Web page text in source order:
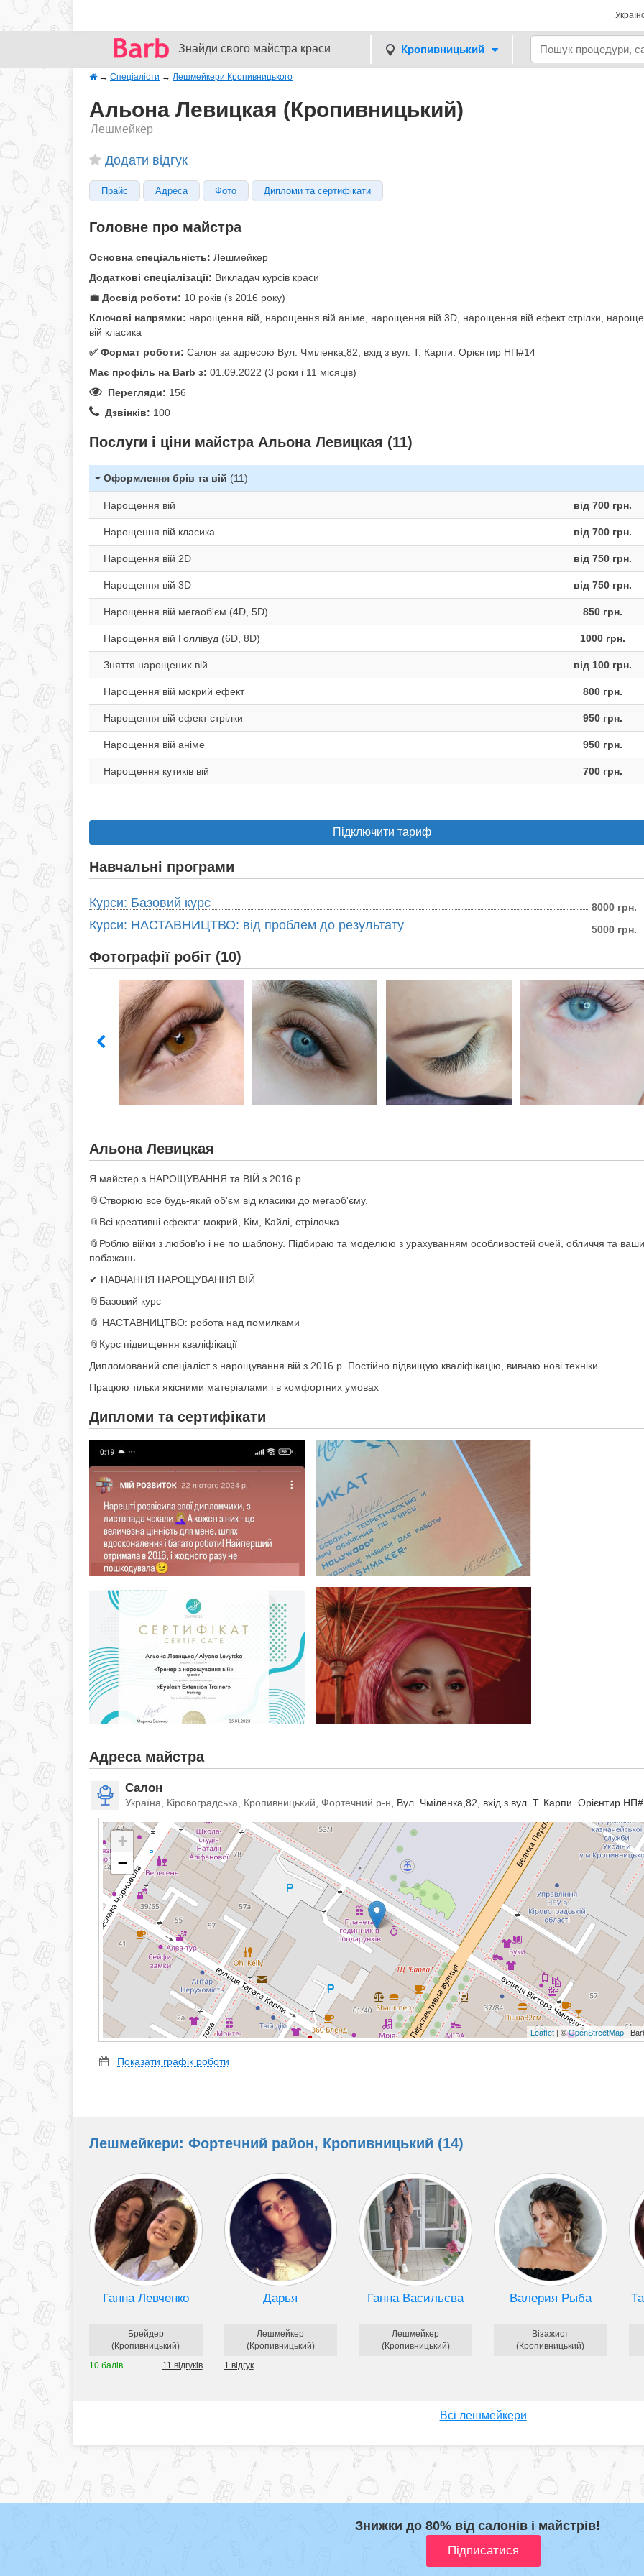
Знайди свого майстра краси Кропивницький
→ Спеціалісти → Лешмейкери Кропивницького
Альона Левицкая (Кропивницький)
Лешмейкер
Додати відгук
Прайс Адреса Фото Дипломи та сертифікати
Головне про майстра
Основна спеціальність: Лешмейкер
Додаткові спеціалізації: Викладач курсів краси
💼 Досвід роботи: 10 років (з 2016 року)
Ключові напрямки: нарощення вій, нарощення вій аніме, нарощення вій 3D, нарощення вій ефект стрілки,
вій класика
✅️ Формат роботи: Салон за адресою Вул. Чміленка,82, вхід з вул. Т. Карпи. Орієнтир НП#14
Має профіль на Barb з: 01.09.2022 (3 роки i 11 місяців)
Перегляди: 156
Дзвінків: 100
Послуги і ціни майстра Альона Левицкая (11)
Оформлення брів та вій (11)
Нарощення вій від 700 грн.
Нарощення вій класика від 700 грн.
Нарощення вій 2D від 750 грн.
Нарощення вій 3D від 750 грн.
Нарощення вій мегаоб'єм (4D, 5D) 850 грн.
Нарощення вій Голлівуд (6D, 8D) 1000 грн.
Зняття нарощених вій від 100 грн.
Нарощення вій мокрий ефект 800 грн.
Нарощення вій ефект стрілки 950 грн.
Нарощення вій аніме 950 грн.
Нарощення кутиків вій 700 грн.
Підключити тариф
Навчальні програми
Курси: Базовий курс 8000 грн.
Курси: НАСТАВНИЦТВО: від проблем до результату 5000 грн.
Фотографії робіт (10)
Альона Левицкая
Я майстер з НАРОЩУВАННЯ та ВІЙ з 2016 р.
📎Створюю все будь-який об'єм від класики до мегаоб'єму.
📎Всі креативні ефекти: мокрий, Кім, Кайлі, стрілочка...
📎Роблю війки з любов'ю і не по шаблону. Підбираю та моделюю з урахуванням особливостей очей, обличчя та
побажань.
✔︎ НАВЧАННЯ НАРОЩУВАННЯ ВІЙ
📎Базовий курс
📎 НАСТАВНИЦТВО: робота над помилками
📎Курс підвищення кваліфікації
Дипломований спеціаліст з нарощування вій з 2016 р. Постійно підвищую кваліфікацію, вивчаю нові техніки.
Працюю тільки якісними матеріалами і в комфортних умовах
Дипломи та сертифікати
Адреса майстра
Салон
Україна, Кіровоградська, Кропивницький, Фортечний р-н, Вул. Чміленка,82, вхід з вул. Т. Карпи. Орієнтир
+
−
Leaflet | ©OpenStreetMap|
Показати графік роботи
Лешмейкери: Фортечний район, Кропивницький (14)
Ганна Левченко
Брейдер
(Кропивницький)
10 балів
11 відгуків
Дарья
Лешмейкер
(Кропивницький)
1 відгук
Ганна Васильєва
Лешмейкер
(Кропивницький)
Валерия Рыба
Візажист
(Кропивницький)
Всі лешмейкери
Знижки до 80% від салонів і майстрів!